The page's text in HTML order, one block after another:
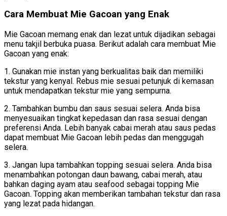
Cara Membuat Mie Gacoan yang Enak
Mie Gacoan memang enak dan lezat untuk dijadikan sebagai
menu takjil berbuka puasa. Berikut adalah cara membuat Mie
Gacoan yang enak:
1. Gunakan mie instan yang berkualitas baik dan memiliki
tekstur yang kenyal. Rebus mie sesuai petunjuk di kemasan
untuk mendapatkan tekstur mie yang sempurna.
2. Tambahkan bumbu dan saus sesuai selera. Anda bisa
menyesuaikan tingkat kepedasan dan rasa sesuai dengan
preferensi Anda. Lebih banyak cabai merah atau saus pedas
dapat membuat Mie Gacoan lebih pedas dan menggugah
selera.
3. Jangan lupa tambahkan topping sesuai selera. Anda bisa
menambahkan potongan daun bawang, cabai merah, atau
bahkan daging ayam atau seafood sebagai topping Mie
Gacoan. Topping akan memberikan tambahan tekstur dan rasa
yang lezat pada hidangan.